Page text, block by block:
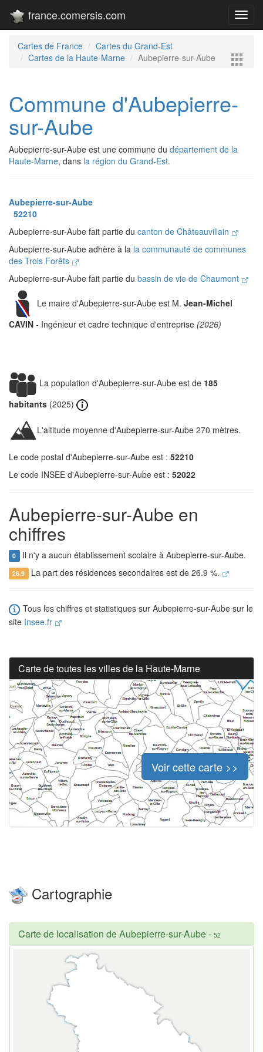
france.comersis.com
Cartes de France
Cartes du Grand-Est
Cartes de la Haute-Marne
Aubepierre-sur-Aube
Commune d'Aubepierre-
sur-Aube
Aubepierre-sur-Aube est une commune du département de la
Haute-Marne, dans la région du Grand-Est.
Aubepierre-sur-Aube
52210
Aubepierre-sur-Aube fait partie du canton de Châteauvillain
Aubepierre-sur-Aube adhère à la la communauté de communes
des Trois Forêts
Aubepierre-sur-Aube fait partie du bassin de vie de Chaumont
Le maire d'Aubepierre-sur-Aube est M. Jean-Michel
CAVIN - Ingénieur et cadre technique d'entreprise (2026)
La population d'Aubepierre-sur-Aube est de 185
habitants (2025)
L'altitude moyenne d'Aubepierre-sur-Aube 270 mètres.
Le code postal d'Aubepierre-sur-Aube est : 52210
Le code INSEE d'Aubepierre-sur-Aube est : 52022
Aubepierre-sur-Aube en
chiffres
0 Il n'y a aucun établissement scolaire à Aubepierre-sur-Aube.
26.9 La part des résidences secondaires est de 26.9 %.
Tous les chiffres et statistiques sur Aubepierre-sur-Aube sur le
site Insee.fr
Carte de toutes les villes de la Haute-Marne
Voir cette carte >>
Cartographie
Carte de localisation de Aubepierre-sur-Aube- 52